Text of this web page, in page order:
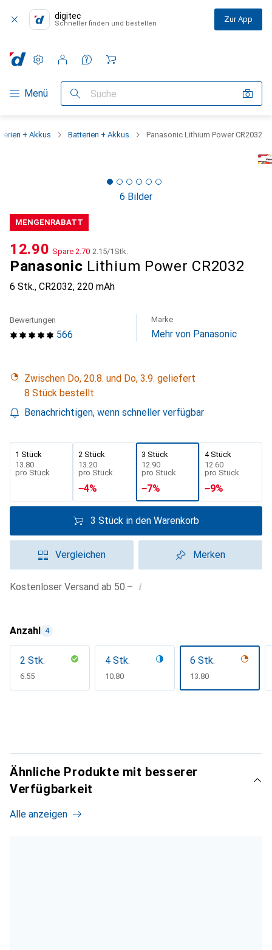
digitec
Schneller finden und bestellen Zur App
Navigation nach Kategorien
Menü Suche
Einstellungen
Kundenkonto
Vergleichslisten
Merklisten
Warenkorb
+ Akkus Batterien + Akkus Panasonic Lithium Power CR2032
6 Bilder
MENGENRABATT
Panasonic Lithium Power CR2032
6 Stk., CR2032, 220 mAh
CHF
12.90 Spare CHF
2.70 CHF
2.15/1Stk.
566
Bewertungen Marke
Mehr von Panasonic
Zwischen Do, 20.8. und Do, 3.9. geliefert
8 Stück bestellt
Benachrichtigen, wenn schneller verfügbar
1 Stück
CHF
13.80
pro Stück
2 Stück
CHF
13.20
pro Stück
−4%
3 Stück
CHF
12.90
pro Stück
−7%
4 Stück
CHF
12.60
pro Stück
−9%
3 Stück in den Warenkorb
Vergleichen Merken
Kostenloser Versand ab 50.– i
Anzahl 4
2 Stk.
CHF
6.55
4 Stk.
CHF
10.80
6 Stk.
CHF
13.80
Ähnliche Produkte mit besserer
Verfügbarkeit
Alle anzeigen